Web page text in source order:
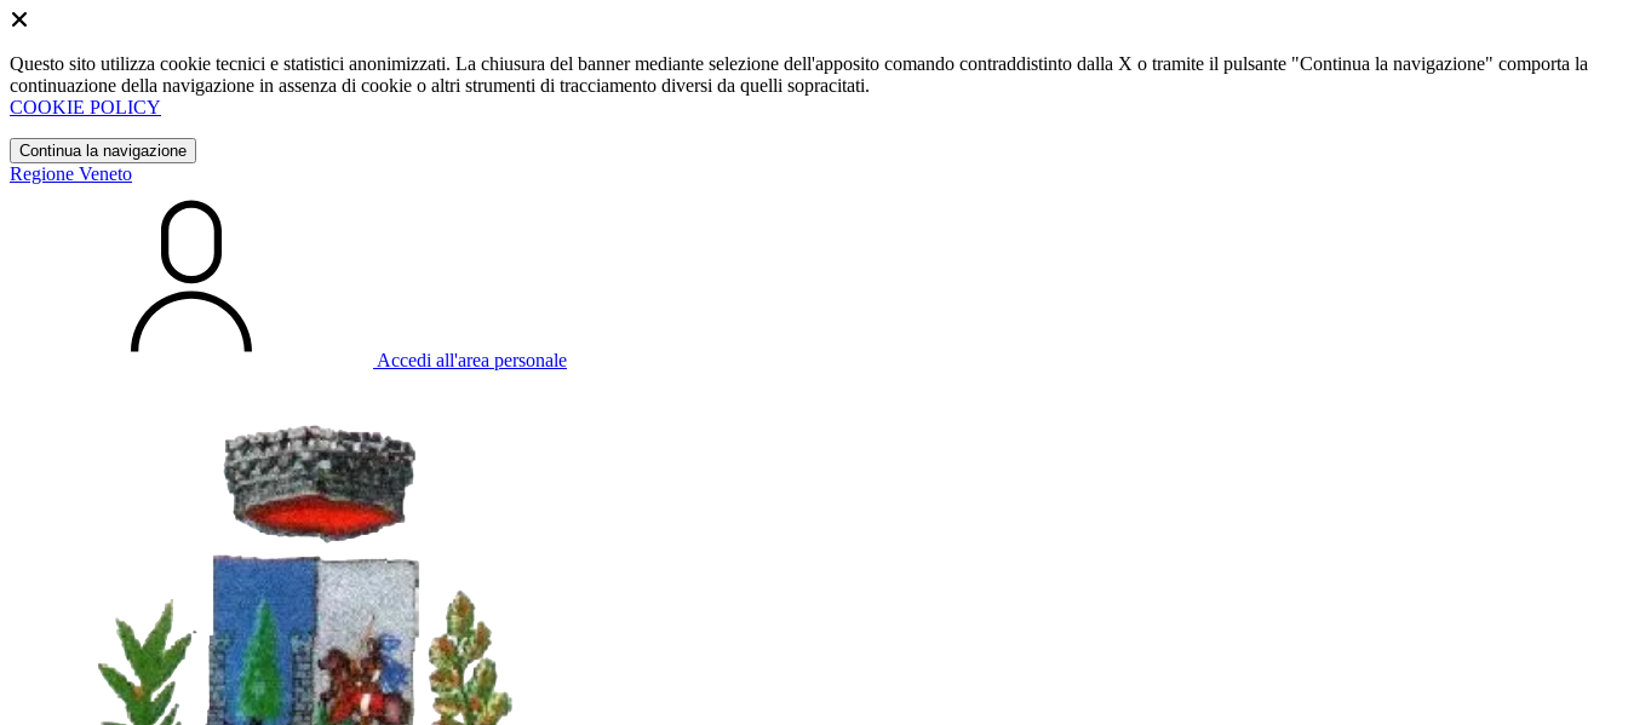
Questo sito utilizza cookie tecnici e statistici anonimizzati. La chiusura del banner mediante selezione dell'apposito comando contraddistinto dalla X o tramite il pulsante "Continua la navigazione" comporta la
continuazione della navigazione in assenza di cookie o altri strumenti di tracciamento diversi da quelli sopracitati.
COOKIE POLICY
Continua la navigazione
Regione Veneto
Accedi all'area personale